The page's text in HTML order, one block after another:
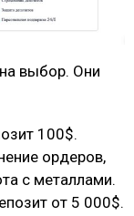
выбор. Они
100$.
ордеров,
с металлами.
от 5 000$.